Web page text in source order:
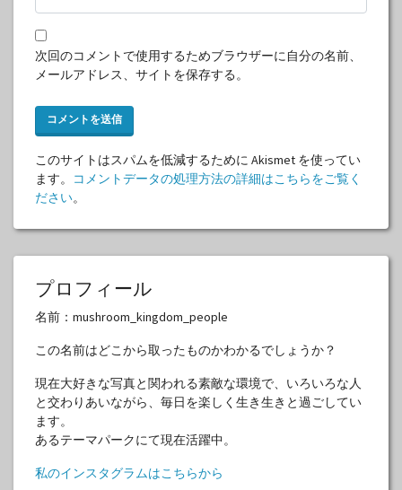
次回のコメントで使用するためブラウザーに自分の名前、
メールアドレス、サイトを保存する。
このサイトはスパムを低減するために Akismet を使ってい
ます。
コメントデータの処理方法の詳細はこちらをご覧く
ださい。
プロフィール
名前：mushroom_kingdom_people
この名前はどこから取ったものかわかるでしょうか？
現在大好きな写真と関われる素敵な環境で、いろいろな人
と交わりあいながら、毎日を楽しく生き生きと過ごしてい
ます。
あるテーマパークにて現在活躍中。
私のインスタグラムはこちらから